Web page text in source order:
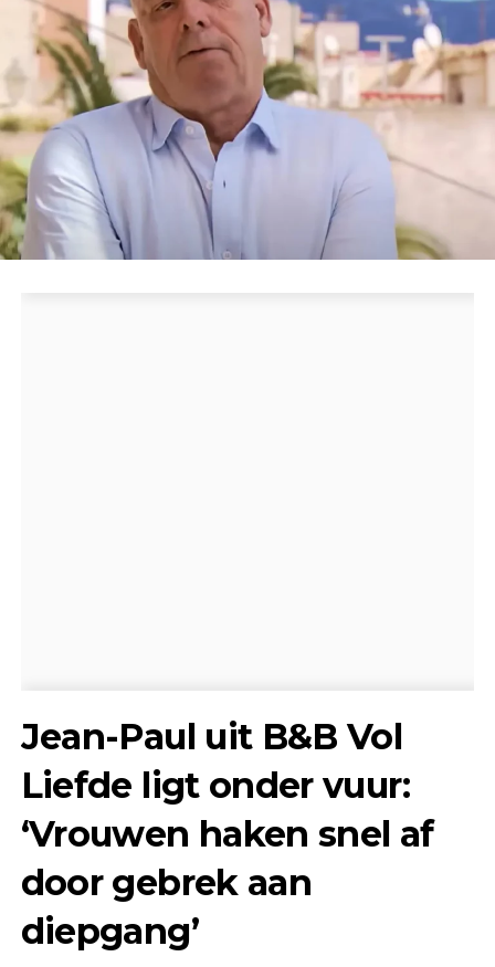
Jean-Paul uit B&B Vol
Liefde ligt onder vuur:
‘Vrouwen haken snel af
door gebrek aan
diepgang’